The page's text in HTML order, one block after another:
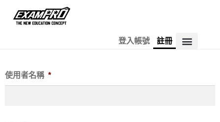
登入帳號 註冊
使用者名稱 *